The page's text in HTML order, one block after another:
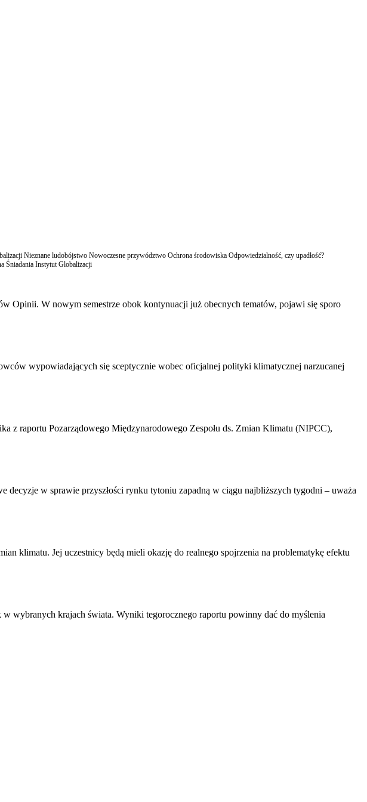
Nieznane ludobójstwo Nowoczesne przywództwo Ochrona środowiska Odpowiedzialność, czy upadłość?
Śniadania Instytut Globalizacji
Opinii. W nowym semestrze obok kontynuacji już obecnych tematów, pojawi się sporo
wypowiadających się sceptycznie wobec oficjalnej polityki klimatycznej narzucanej
z raportu Pozarządowego Międzynarodowego Zespołu ds. Zmian Klimatu (NIPCC),
decyzje w sprawie przyszłości rynku tytoniu zapadną w ciągu najbliższych tygodni – uważa
klimatu. Jej uczestnicy będą mieli okazję do realnego spojrzenia na problematykę efektu
wybranych krajach świata. Wyniki tegorocznego raportu powinny dać do myślenia